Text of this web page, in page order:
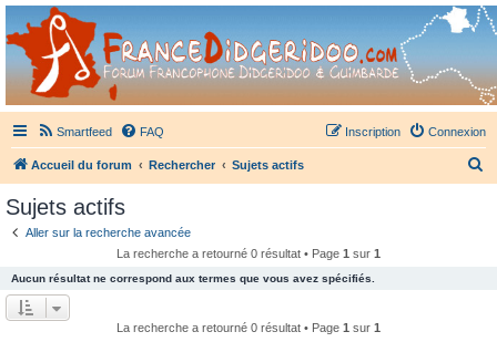
France Didgeridoo
Didgeridoo et Guimbarde sur France Didgeridoo - retrouvez la communauté.
Smartfeed FAQ Connexion
Inscription
Accueil du forum Rechercher Sujets actifs
Sujets actifs
Aller sur la recherche avancée
La recherche a retourné 0 résultat • Page 1 sur 1
Aucun résultat ne correspond aux termes que vous avez spécifiés.
La recherche a retourné 0 résultat • Page 1 sur 1